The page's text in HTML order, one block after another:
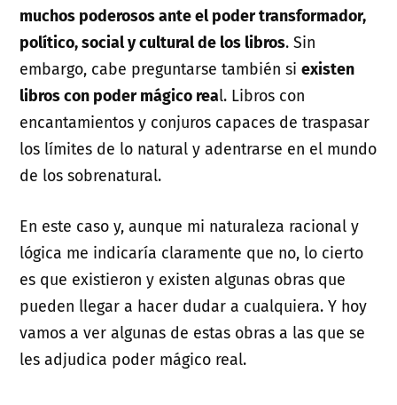
muchos poderosos ante el poder transformador,
político, social y cultural de los libros. Sin
embargo, cabe preguntarse también siexisten
libros con poder mágico real. Libros con
encantamientos y conjuros capaces de traspasar
los límites de lo natural y adentrarse en el mundo
de los sobrenatural.
En este caso y, aunque mi naturaleza racional y
lógica me indicaría claramente que no, lo cierto
es que existieron y existen algunas obras que
pueden llegar a hacer dudar a cualquiera. Y hoy
vamos a ver algunas de estas obras a las que se
les adjudica poder mágico real.